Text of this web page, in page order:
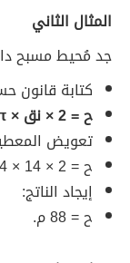
المثال الثاني
جد مُحيط مسبح دائري
كتابة قانون
ح = 2 × نق × π
تعويض
ح = 2 × 14 × 3.14
إيجاد الناتج:
ح = 88 م.